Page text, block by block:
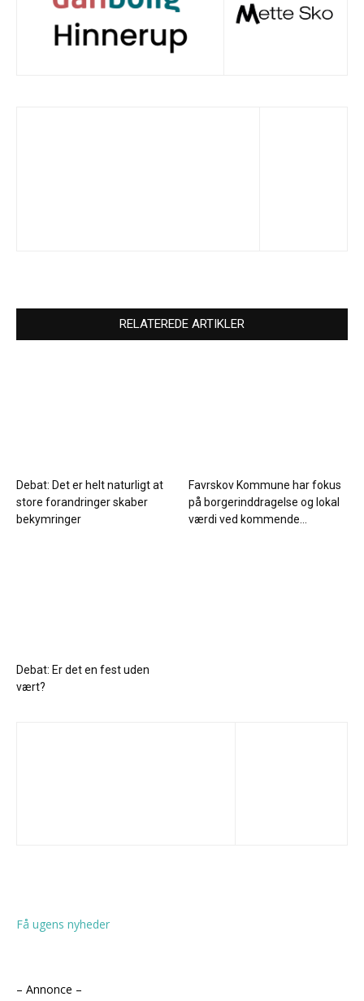
RELATEREDE ARTIKLER
Debat: Det er helt naturligt at
store forandringer skaber
bekymringer
Favrskov Kommune har fokus
på borgerinddragelse og lokal
værdi ved kommende...
Debat: Er det en fest uden
vært?
Få ugens nyheder
– Annonce –